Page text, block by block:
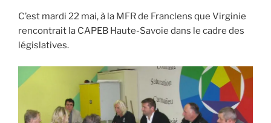
C’est mardi 22 mai, à la MFR de Franclens que Virginie
rencontrait la CAPEB Haute-Savoie dans le cadre des
législatives.